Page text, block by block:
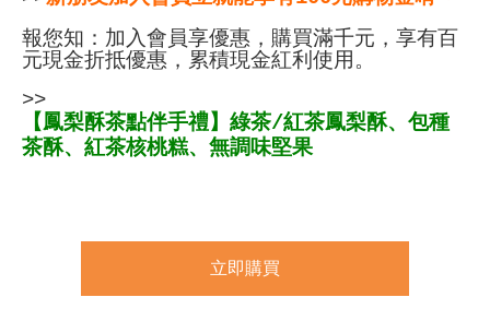
報您知：加入會員享優惠，購買滿千元，享有百
元現金折抵優惠，累積現金紅利使用。
>>
【鳳梨酥茶點伴手禮】綠茶/紅茶鳳梨酥、包種
茶酥、紅茶核桃糕、無調味堅果
立即購買